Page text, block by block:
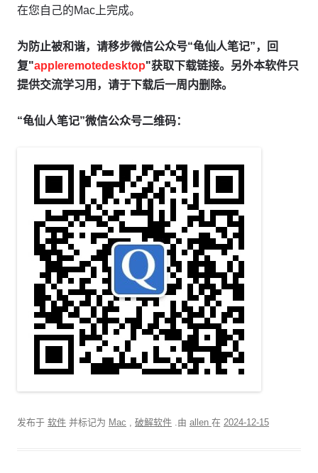
在您自己的Mac上完成。
为防止被和谐，请移步微信公众号“龟仙人笔记”，回
复"appleremotedesktop"获取下载链接。另外本软件只
提供交流学习用，请于下载后一周内删除。
“龟仙人笔记”微信公众号二维码：
发布于 软件 并标记为 Mac , 破解软件 .由 allen 在 2024-12-15